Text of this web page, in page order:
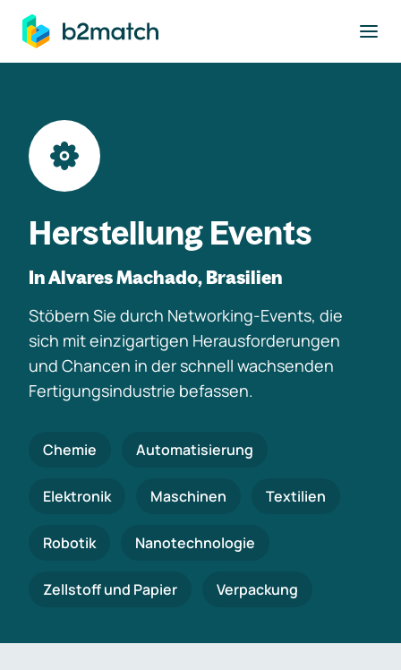
springen
Herstellung Events
In Alvares Machado, Brasilien
Stöbern Sie durch Networking-Events, die
sich mit einzigartigen Herausforderungen
und Chancen in der schnell wachsenden
Fertigungsindustrie befassen.
Chemie Automatisierung
Elektronik Maschinen Textilien
Robotik Nanotechnologie
Zellstoff und Papier Verpackung